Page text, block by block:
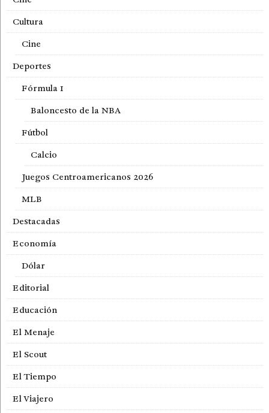
Cultura
Cine
Deportes
Fórmula 1
Baloncesto de la NBA
Fútbol
Calcio
Juegos Centroamericanos 2026
MLB
Destacadas
Economía
Dólar
Editorial
Educación
El Menaje
El Scout
El Tiempo
El Viajero